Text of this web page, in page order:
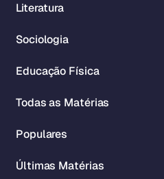
Literatura
Sociologia
Educação Física
Todas as Matérias
Populares
Últimas Matérias